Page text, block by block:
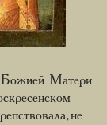
Божией Матери
не